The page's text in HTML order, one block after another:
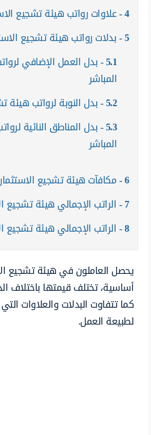
4 علاوات رواتب هيئة تشجيع
5 بدلات رواتب هيئة تشجيع
5.1 بدل العمل الإضافي
المباشر
5.2 بدل النوبة لرواتب هيئة
5.3 بدل المناطق النائية
المباشر
6 مكافآت هيئة تشجيع
7 الراتب الإجمالي هيئة تشجيع
8 الراتب الإجمالي هيئة تشجيع
يحصل العاملون في هيئة تشجيع
أساسية، تختلف قيمتها باختلاف
كما تتفاوت البدلات والعلاوات
لطبيعة العمل.